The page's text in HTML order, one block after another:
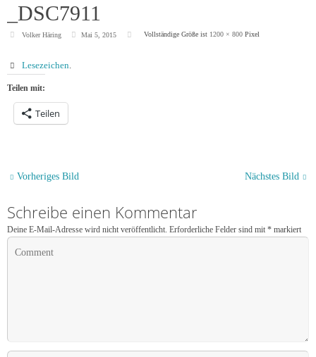
_DSC7911
Volker Häring Mai 5, 2015 Vollständige Größe ist 1200 × 800Pixel
Lesezeichen.
Teilen mit:
Teilen
Vorheriges Bild Nächstes Bild
Schreibe einen Kommentar
Deine E-Mail-Adresse wird nicht veröffentlicht. Erforderliche Felder sind mit * markiert